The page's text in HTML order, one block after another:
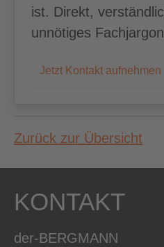
ist. Direkt,
unnötiges
Jetzt Kontakt aufnehmen
Zurück zur Übersicht
KONTAKT
der-BERGMANN